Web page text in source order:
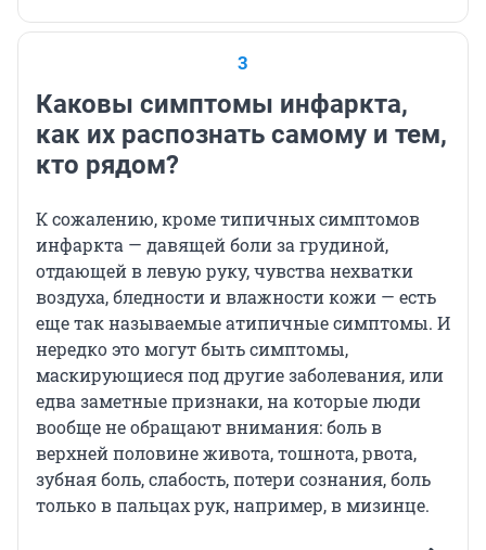
3
Каковы симптомы инфаркта,
как их распознать самому и тем,
кто рядом?
К сожалению, кроме типичных симптомов
инфаркта — давящей боли за грудиной,
отдающей в левую руку, чувства нехватки
воздуха, бледности и влажности кожи — есть
еще так называемые атипичные симптомы. И
нередко это могут быть симптомы,
маскирующиеся под другие заболевания, или
едва заметные признаки, на которые люди
вообще не обращают внимания: боль в
верхней половине живота, тошнота, рвота,
зубная боль, слабость, потери сознания, боль
только в пальцах рук, например, в мизинце.